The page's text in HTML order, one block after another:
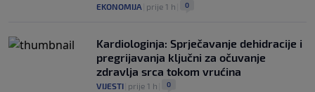
EKONOMIJA prije 1 h 0
Kardiologinja: Sprječavanje dehidracije i
pregrijavanja ključni za očuvanje
zdravlja srca tokom vrućina
VIJESTI prije 1 h 0